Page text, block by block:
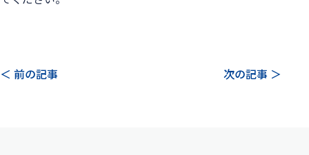
＜ 前の記事 次の記事 ＞